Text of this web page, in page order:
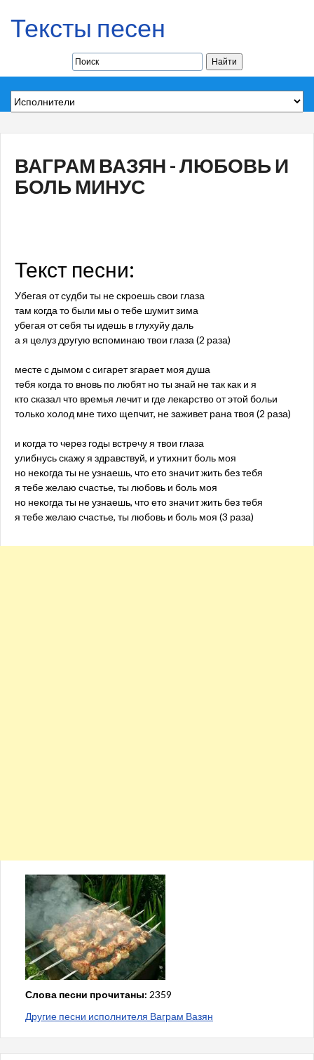
Тексты песен
ВАГРАМ ВАЗЯН - ЛЮБОВЬ И
БОЛЬ МИНУС
Текст песни:
Убегая от судби ты не скроешь свои глаза
там когда то были мы о тебе шумит зима
убегая от себя ты идешь в глухуйу даль
а я целуз другую вспоминаю твои глаза (2 раза)
месте с дымом с сигарет згарает моя душа
тебя когда то вновь по любят но ты знай не так как и я
кто сказал что времья лечит и где лекарство от этой больи
только холод мне тихо щепчит, не заживет рана твоя (2 раза)
и когда то через годы встречу я твои глаза
улибнусь скажу я здравствуй, и утихнит боль моя
но некогда ты не узнаешь, что ето значит жить без тебя
я тебе желаю счастье, ты любовь и боль моя
но некогда ты не узнаешь, что ето значит жить без тебя
я тебе желаю счастье, ты любовь и боль моя (3 раза)
Слова песни прочитаны: 2359
Другие песни исполнителя Ваграм Вазян